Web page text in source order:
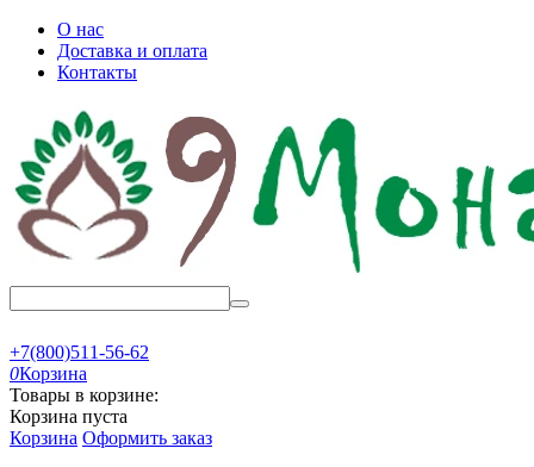
О нас
Доставка и оплата
Контакты
+7(800)511-56-62
0Корзина
Товары в корзине:
Корзина пуста
Корзина Оформить заказ